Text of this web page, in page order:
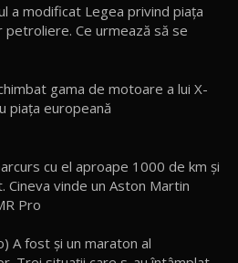
01 / Test Drive AutoBlog.MD
009: Cel mai Performant și Confortabil
Testat în Moldova / AutoBlog.MD
și Puternic Defender Testat în
a modificat Legea privind piața
Ce urmează să se
gama de motoare a lui X-
piaţa europeană
cu el aproape 1000 de km şi
Cineva vinde un Aston Martin
Pro
A fost şi un maraton al